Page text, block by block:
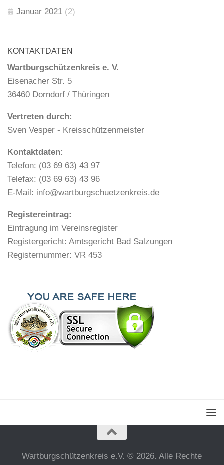
Januar 2021 (2)
KONTAKTDATEN
Wartburgschützenkreis e. V.
Eisenacher Str. 5
36460 Dorndorf / Thüringen
Vertreten durch:
Sven Vesper - Kreisschützenmeister
Kontaktdaten:
Telefon: (03 69 63) 43 97
Telefax: (03 69 63) 43 96
E-Mail: info@wartburgschuetzenkreis.de
Registereintrag:
Eintragung im Vereinsregister
Registergericht: Amtsgericht Bad Salzungen
Registernummer: VR 453
Wartburgschützenkreis e.V. © 2026. Alle Rechte